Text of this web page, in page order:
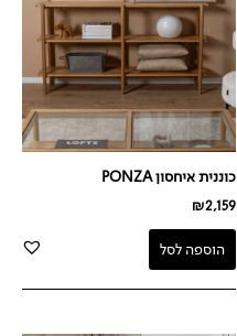
כוננית איחסון PONZA
₪2,159
הוספה לסל